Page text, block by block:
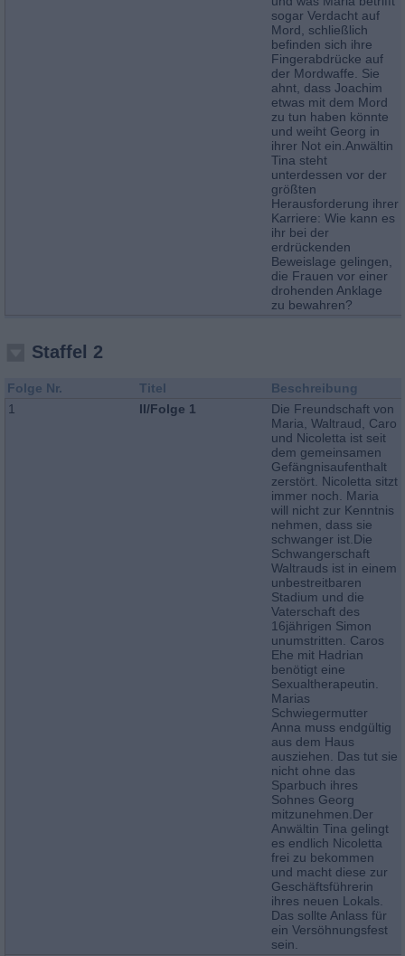
sogar Verdacht auf
Mord, schließlich
befinden sich ihre
Fingerabdrücke auf
der Mordwaffe. Sie
ahnt, dass Joachim
etwas mit dem Mord
zu tun haben könnte
und weiht Georg in
ihrer Not ein.Anwältin
Tina steht
unterdessen vor der
größten
Herausforderung ihrer
Karriere: Wie kann es
ihr bei der
erdrückenden
Beweislage gelingen,
die Frauen vor einer
drohenden Anklage
zu bewahren?
Staffel 2
Folge Nr. Titel
Beschreibung
1
II/Folge 1
Die Freundschaft von
Maria, Waltraud, Caro
und Nicoletta ist seit
dem gemeinsamen
Gefängnisaufenthalt
zerstört. Nicoletta sitzt
immer noch. Maria
will nicht zur Kenntnis
nehmen, dass sie
schwanger ist.Die
Schwangerschaft
Waltrauds ist in einem
unbestreitbaren
Stadium und die
Vaterschaft des
16jährigen Simon
unumstritten. Caros
Ehe mit Hadrian
benötigt eine
Sexualtherapeutin.
Marias
Schwiegermutter
Anna muss endgültig
aus dem Haus
ausziehen. Das tut sie
nicht ohne das
Sparbuch ihres
Sohnes Georg
mitzunehmen.Der
Anwältin Tina gelingt
es endlich Nicoletta
frei zu bekommen
und macht diese zur
Geschäftsführerin
ihres neuen Lokals.
Das sollte Anlass für
ein Versöhnungsfest
sein.